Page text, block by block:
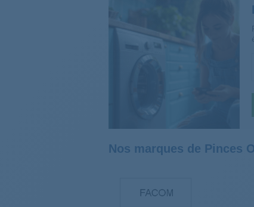
Nos marques de Pinces